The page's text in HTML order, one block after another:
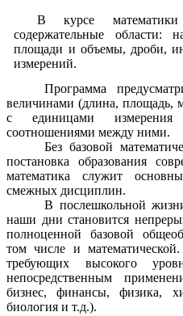
В курсе
содержательные области:
площади и объемы, дроби,
измерений.
Программа
величинами (длина, площадь,
с единицами
соотношениями между ними.
Без базовой
постановка образования
математика служит
смежных дисциплин.
В послешкольной
наши дни становится
полноценной базовой
том числе и
требующих высокого
непосредственным
бизнес, финансы, физика,
биология и т.д.).